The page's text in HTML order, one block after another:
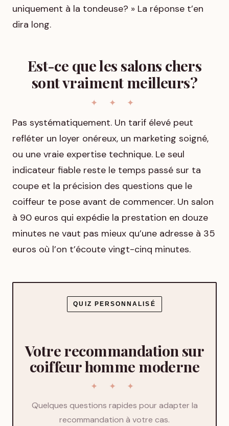
uniquement à la tondeuse? » La réponse t’en
dira long.
Est-ce que les salons chers
sont vraiment meilleurs?
Pas systématiquement. Un tarif élevé peut
refléter un loyer onéreux, un marketing soigné,
ou une vraie expertise technique. Le seul
indicateur fiable reste le temps passé sur ta
coupe et la précision des questions que le
coiffeur te pose avant de commencer. Un salon
à 90 euros qui expédie la prestation en douze
minutes ne vaut pas mieux qu’une adresse à 35
euros où l’on t’écoute vingt-cinq minutes.
QUIZ PERSONNALISÉ
Votre recommandation sur
coiffeur homme moderne
Quelques questions rapides pour adapter la
recommandation à votre cas.